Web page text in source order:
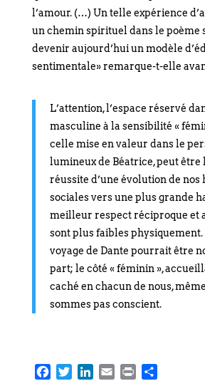
l’amour. (…) Un telle expérience
un chemin spirituel dans le poème
devenir aujourd’hui un modèle
sentimentale» remarque-t-elle
L’attention, l’espace réservé
masculine à la sensibilité «
celle mise en valeur dans le
lumineux de Béatrice, peut être
réussite d’une évolution de nos
sociales vers une plus grande
meilleur respect réciproque et
sont plus faibles physiquement.
voyage de Dante pourrait être
part; le côté « féminin »,
caché en chacun de nous,
sommes pas conscient.